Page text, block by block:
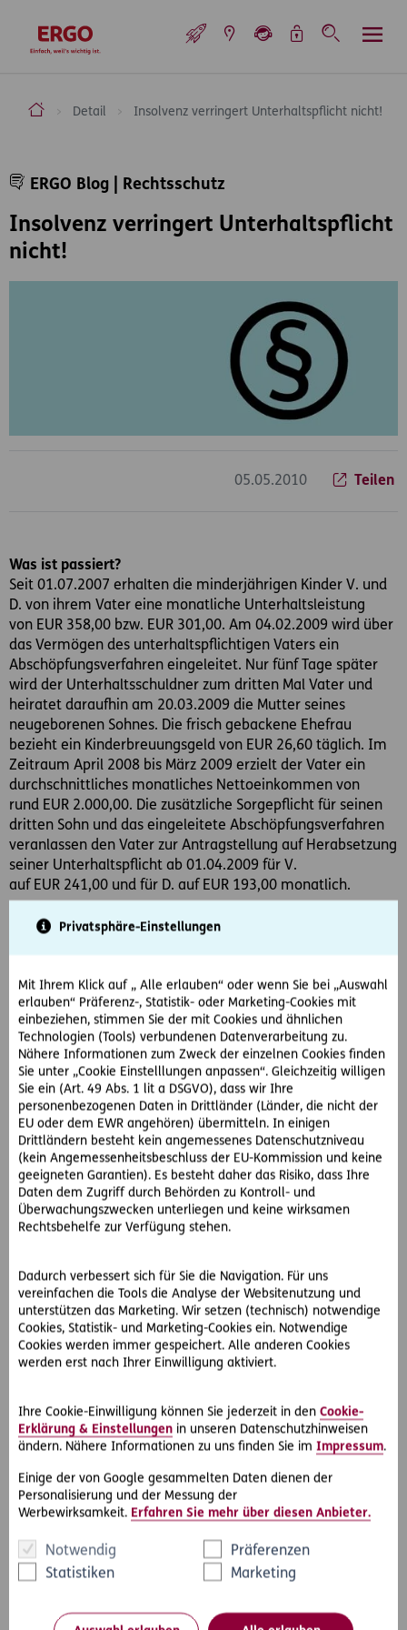
Privatsphäre-Einstellungen
Mit Ihrem Klick auf „ Alle erlauben“ oder wenn Sie bei „Auswahl
erlauben“ Präferenz-, Statistik- oder Marketing-Cookies mit
einbeziehen, stimmen Sie der mit Cookies und ähnlichen
Technologien (Tools) verbundenen Datenverarbeitung zu.
Nähere Informationen zum Zweck der einzelnen Cookies finden
Sie unter „Cookie Einstelllungen anpassen“. Gleichzeitig willigen
Sie ein (Art. 49 Abs. 1 lit a DSGVO), dass wir Ihre
personenbezogenen Daten in Drittländer (Länder, die nicht der
EU oder dem EWR angehören) übermitteln. In einigen
Drittländern besteht kein angemessenes Datenschutzniveau
(kein Angemessenheitsbeschluss der EU-Kommission und keine
geeigneten Garantien). Es besteht daher das Risiko, dass Ihre
Daten dem Zugriff durch Behörden zu Kontroll- und
Überwachungszwecken unterliegen und keine wirksamen
Rechtsbehelfe zur Verfügung stehen.
Dadurch verbessert sich für Sie die Navigation. Für uns
vereinfachen die Tools die Analyse der Websitenutzung und
unterstützen das Marketing. Wir setzen (technisch) notwendige
Cookies, Statistik- und Marketing-Cookies ein. Notwendige
Cookies werden immer gespeichert. Alle anderen Cookies
werden erst nach Ihrer Einwilligung aktiviert.
Ihre Cookie-Einwilligung können Sie jederzeit in den Cookie-
Erklärung & Einstellungen in unseren Datenschutzhinweisen
ändern. Nähere Informationen zu uns finden Sie im Impressum.
Einige der von Google gesammelten Daten dienen der
Personalisierung und der Messung der
Werbewirksamkeit. Erfahren Sie mehr über diesen Anbieter.
Notwendig
Präferenzen
Statistiken
Marketing
zur Startseite
ERGO Versicherung Aktiengesellschaft
Detail Insolvenz verringert Unterhaltspflicht nicht!
Insolvenz verringert Unterhaltspflicht
nicht!
ERGO Blog | Rechtsschutz
05.05.2010 Teilen
Was ist passiert?
Seit 01.07.2007 erhalten die minderjährigen Kinder V. und
D. von ihrem Vater eine monatliche Unterhaltsleistung
von EUR 358,00 bzw. EUR 301,00. Am 04.02.2009 wird über
das Vermögen des unterhaltspflichtigen Vaters ein
Abschöpfungsverfahren eingeleitet. Nur fünf Tage später
wird der Unterhaltsschuldner zum dritten Mal Vater und
heiratet daraufhin am 20.03.2009 die Mutter seines
neugeborenen Sohnes. Die frisch gebackene Ehefrau
bezieht ein Kinderbreuungsgeld von EUR 26,60 täglich. Im
Zeitraum April 2008 bis März 2009 erzielt der Vater ein
durchschnittliches monatliches Nettoeinkommen von
rund EUR 2.000,00. Die zusätzliche Sorgepflicht für seinen
dritten Sohn und das eingeleitete Abschöpfungsverfahren
veranlassen den Vater zur Antragstellung auf Herabsetzung
seiner Unterhaltspflicht ab 01.04.2009 für V.
auf EUR 241,00 und für D. auf EUR 193,00 monatlich.
Das Erstgericht weist den Unterhaltsherabsetzungsantrag
Berechnungsmethode, die so genannte modifizierte
Differenzmethode, an. Das Rekursgericht bestätigt diese
Entscheidung: Auch das zweitinstanzliche Gericht geht
davon aus, dass jene Einkommensteile, die dem
unterhaltspflichtigen Vater aufgrund des
Abschöpfungsverfahrens nicht zur Verfügung stehen, für die
Unterhaltsverpflichtung nicht zu berücksichtigen sind.
Gegen diese Entscheidung erheben die Kinder V. und D.
Revisionsrekurs an den OGH. Gemäß § 140 Abs. 1 ABGB
haben die Eltern zur Deckung der ihren
Lebensverhältnissen angemessenen Bedürfnisse des Kindes
beizutragen. Bei einem unselbstständig Erwerbstätigen
den monatlich zu leistenden Unterhaltsbeitrag dar.
Laufende Verbindlichkeiten des Unterhaltsschuldners
mindern die Bemessungsgrundlage grundsätzlich nicht und
sind vom verbleibenden Einkommensteil zu begleichen.
Der OGH kommt zum Erkenntnis, dass der Umstand, dass
dem Unterhaltspflichtigen sein Erwerbseinkommen
aufgrund der Eröffnung des Konkurses über sein Vermögen
Konsequenzen (Abschöpfungsverfahren, Zahlungsplan,
Zwangsausgleich) nicht zur Gänze zur Verfügung steht, für
sich alleine nicht zu einer Verminderung seiner
Unterhaltspflicht führt.
Das die Kinder V. und D. ja auch Familienbeihilfe bezogen
nicht berücksichtigt, sodass schon deswegen eine